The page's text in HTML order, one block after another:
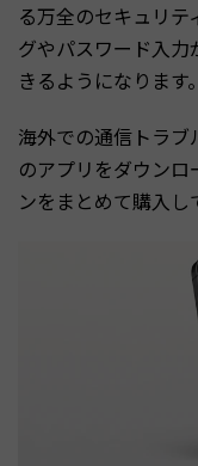
る万全のセキュリ
グやパスワード入
きるようになります。
海外での通信トラ
のアプリをダウンロ
ンをまとめて購入し